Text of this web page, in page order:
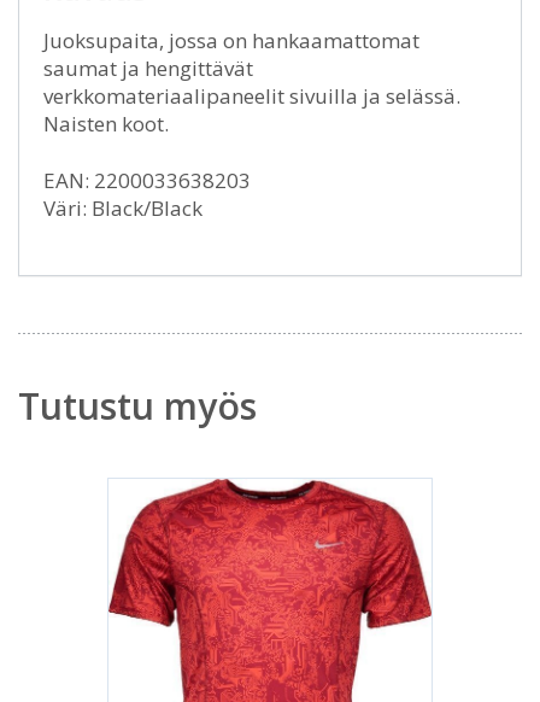
Juoksupaita, jossa on hankaamattomat
saumat ja hengittävät
verkkomateriaalipaneelit sivuilla ja selässä.
Naisten koot.
EAN: 2200033638203
Väri: Black/Black
Tutustu myös